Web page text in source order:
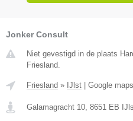
Jonker Consult
Niet gevestigd in de plaats
Friesland.
Friesland » IJlst Google maps
Galamagracht 10, 8651 EB